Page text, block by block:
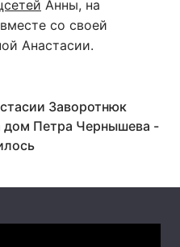
Анны, на
со своей
Анастасии.
Заворотнюк
дом Петра Чернышева -